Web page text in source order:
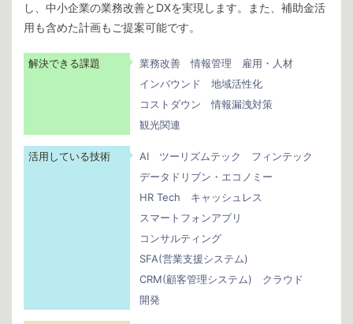
し、中小企業の業務改善とDXを実現します。また、補助金活
用も含めた計画もご提案可能です。
解決できる課題 業務改善 情報管理
雇用・人材
インバウンド
地域活性化
コストダウン
情報漏洩対策
観光関連
活用している技術 AI ツーリズムテック
フィンテック
データドリブン・エコノミー
HR Tech
キャッシュレス
スマートフォンアプリ
コンサルティング
SFA(営業支援システム)
CRM(顧客管理システム)
クラウド
開発